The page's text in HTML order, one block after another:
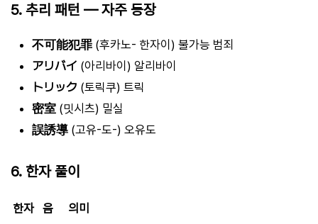
5. 추리 패턴 — 자주 등장
不可能犯罪 (후카노- 한자이) 불가능 범죄
アリバイ (아리바이) 알리바이
トリック (토릭쿠) 트릭
密室 (밋시츠) 밀실
誤誘導 (고유-도-) 오유도
6. 한자 풀이
한자 음
의미